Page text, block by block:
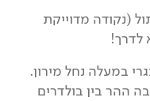
הפיתול (נקודה מדוייקת
לדרך!
במעלה נחל מירון.
ההר בין בולדרים